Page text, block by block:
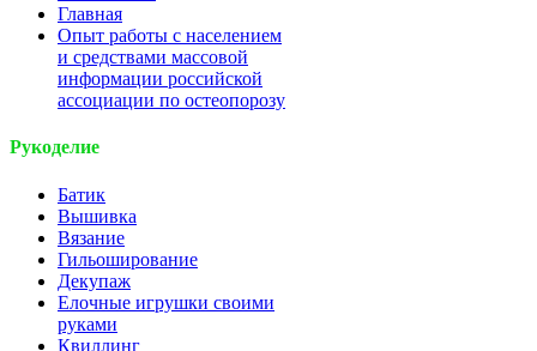
Главная
Опыт работы с населением
и средствами массовой
информации российской
ассоциации по остеопорозу
Рукоделие
Батик
Вышивка
Вязание
Гильоширование
Декупаж
Елочные игрушки своими
руками
Квиллинг